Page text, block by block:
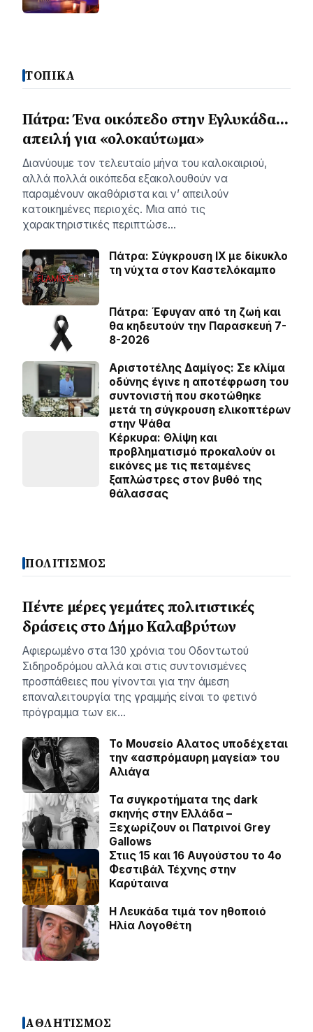
ΤΟΠΙΚΑ
Πάτρα: Ένα οικόπεδο στην Εγλυκάδα…
απειλή για «ολοκαύτωμα»
Διανύουμε τον τελευταίο μήνα του καλοκαιριού,
αλλά πολλά οικόπεδα εξακολουθούν να
παραμένουν ακαθάριστα και ν’ απειλούν
κατοικημένες περιοχές. Μια από τις
χαρακτηριστικές περιπτώσε…
Πάτρα: Σύγκρουση ΙΧ με δίκυκλο
τη νύχτα στον Καστελόκαμπο
Πάτρα: Έφυγαν από τη ζωή και
θα κηδευτούν την Παρασκευή 7-
8-2026
Αριστοτέλης Δαμίγος: Σε κλίμα
οδύνης έγινε η αποτέφρωση του
συντονιστή που σκοτώθηκε
μετά τη σύγκρουση ελικοπτέρων
στην Ψάθα
Κέρκυρα: Θλίψη και
προβληματισμό προκαλούν οι
εικόνες με τις πεταμένες
ξαπλώστρες στον βυθό της
θάλασσας
ΠΟΛΙΤΙΣΜΟΣ
Πέντε μέρες γεμάτες πολιτιστικές
δράσεις στο Δήμο Καλαβρύτων
Αφιερωμένο στα 130 χρόνια του Οδοντωτού
Σιδηροδρόμου αλλά και στις συντονισμένες
προσπάθειες που γίνονται για την άμεση
επαναλειτουργία της γραμμής είναι το φετινό
πρόγραμμα των εκ…
Το Μουσείο Αλατος υποδέχεται
την «ασπρόμαυρη μαγεία» του
Αλιάγα
Τα συγκροτήματα της dark
σκηνής στην Ελλάδα –
Ξεχωρίζουν οι Πατρινοί Grey
Gallows
Στιις 15 και 16 Αυγούστου το 4ο
Φεστιβάλ Τέχνης στην
Καρύταινα
Η Λευκάδα τιμά τον ηθοποιό
Ηλία Λογοθέτη
ΑΘΛΗΤΙΣΜΟΣ